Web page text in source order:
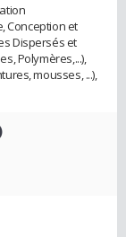
Conception et
Dispersés et
Polymères,...),
mousses, ...),